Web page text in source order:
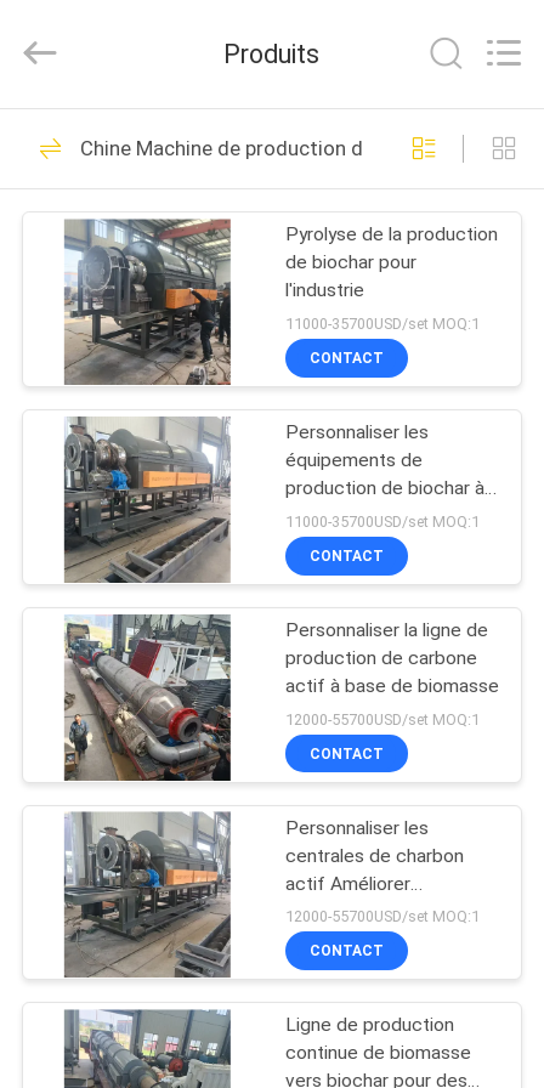
MAISON
PRODUITS
SUJET
NOUS
VISITE
D'USINE
CONTRÔLE
QUALITÉ
CONTACTEZ-
NOUS
NOUVELLES
CAS
PLAN
Zhengzhou
Hengyang
Ltd.
Reserved.
Machine de broyage
à la poudre de
micron
12
Recyclage des
poussières de la
FEA
4
Ligne de traitement
de la métallurgie
30
Broyeur à boulets de
meulage
33
Produits
Chine Machine de production de biochar
Pyrolyse de la production
de biochar pour
l'industrie
11000-35700USD/set MOQ:1
CONTACT
Personnaliser les
équipements de
production de biochar à
tension
11000-35700USD/set MOQ:1
CONTACT
Personnaliser la ligne de
production de carbone
actif à base de biomasse
12000-55700USD/set MOQ:1
CONTACT
Personnaliser les
centrales de charbon
actif Améliorer
l'élimination des
contaminants
12000-55700USD/set MOQ:1
CONTACT
Ligne de production
continue de biomasse
vers biochar pour des